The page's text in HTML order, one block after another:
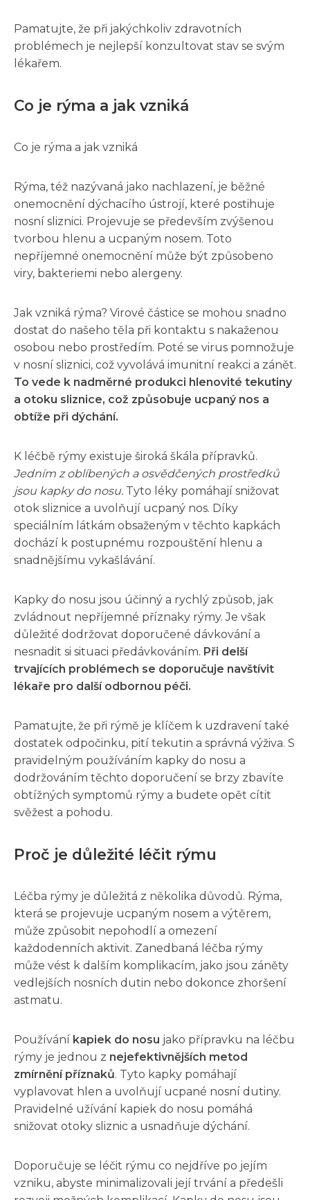
Pamatujte, že při jakýchkoliv zdravotních
problémech je nejlepší konzultovat stav se svým
lékařem.
Co je rýma a jak vzniká
Co je rýma a jak vzniká
Rýma, též nazývaná jako nachlazení, je běžné
onemocnění dýchacího ústrojí, které postihuje
nosní sliznici. Projevuje se především zvýšenou
tvorbou hlenu a ucpaným nosem. Toto
nepříjemné onemocnění může být způsobeno
viry, bakteriemi nebo alergeny.
Jak vzniká rýma? Virové částice se mohou snadno
dostat do našeho těla při kontaktu s nakaženou
osobou nebo prostředím. Poté se virus pomnožuje
v nosní sliznici, což vyvolává imunitní reakci a zánět.
To vede k nadměrné produkci hlenovité tekutiny
a otoku sliznice, což způsobuje ucpaný nos a
obtíže při dýchání.
K léčbě rýmy existuje široká škála přípravků.
Jedním z oblíbených a osvědčených prostředků
jsou kapky do nosu. Tyto léky pomáhají snižovat
otok sliznice a uvolňují ucpaný nos. Díky
speciálním látkám obsaženým v těchto kapkách
dochází k postupnému rozpouštění hlenu a
snadnějšímu vykašlávání.
Kapky do nosu jsou účinný a rychlý způsob, jak
zvládnout nepříjemné příznaky rýmy. Je však
důležité dodržovat doporučené dávkování a
nesnadit si situaci předávkováním. Při delší
trvajících problémech se doporučuje navštívit
lékaře pro další odbornou péči.
Pamatujte, že při rýmě je klíčem k uzdravení také
dostatek odpočinku, pití tekutin a správná výživa. S
pravidelným používáním kapky do nosu a
dodržováním těchto doporučení se brzy zbavíte
obtížných symptomů rýmy a budete opět cítit
svěžest a pohodu.
Proč je důležité léčit rýmu
Léčba rýmy je důležitá z několika důvodů. Rýma,
která se projevuje ucpaným nosem a výtěrem,
může způsobit nepohodlí a omezení
každodenních aktivit. Zanedbaná léčba rýmy
může vést k dalším komplikacím, jako jsou záněty
vedlejších nosních dutin nebo dokonce zhoršení
astmatu.
Používání kapiek do nosu jako přípravku na léčbu
rýmy je jednou z nejefektivnějších metod
zmírnění příznaků. Tyto kapky pomáhají
vyplavovat hlen a uvolňují ucpané nosní dutiny.
Pravidelné užívání kapiek do nosu pomáhá
snižovat otoky sliznic a usnadňuje dýchání.
Doporučuje se léčit rýmu co nejdříve po jejím
vzniku, abyste minimalizovali její trvání a předešli